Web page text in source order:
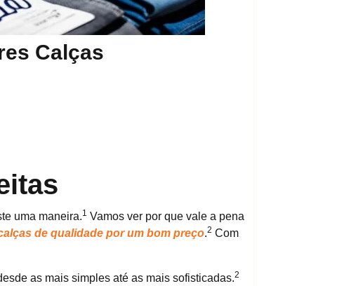
Calças
uma maneira.1 Vamos ver por que vale a pena
de qualidade por um bom preço.2 Com
as mais simples até as mais sofisticadas.2